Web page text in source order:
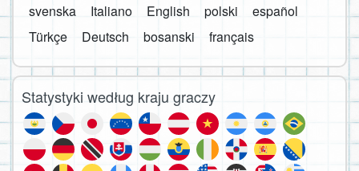
svenska
Italiano English polski
español
Türkçe
Deutsch bosanski français
Statystyki według kraju graczy